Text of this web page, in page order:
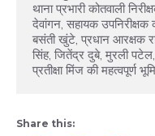
थाना प्रभारी कोतवाली
देवांगन, सहायक
बसंती खुंटे, प्रधान आरक्षक
सिंह, जितेंद्र दुबे, मुरली
प्रतीक्षा मिंज की महत्वपूर्ण
Share this: